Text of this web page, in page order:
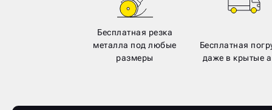
Бесплатная резка
металла под любые
размеры
Бесплатная
даже в крытые